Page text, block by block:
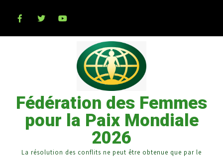
Fédération des Femmes
pour la Paix Mondiale
2026
La résolution des conflits ne peut être obtenue que par le